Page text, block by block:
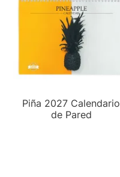
Piña 2027 Calendario
de Pared